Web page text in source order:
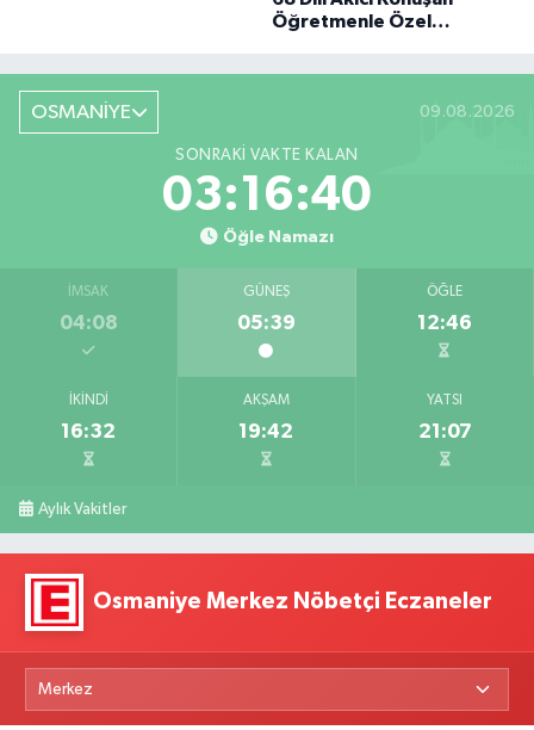
Öğretmenle Özel
OSMANİYE 09.08.2026
SONRAKI VAKTE KALAN
03:16:39
Öğle Namazı
İMSAK
04:08
GÜNEŞ
05:39
ÖĞLE
12:46
İKINDI
16:32
AKŞAM
19:42
YATSI
21:07
Aylık Vakitler
Osmaniye Merkez Nöbetçi Eczaneler